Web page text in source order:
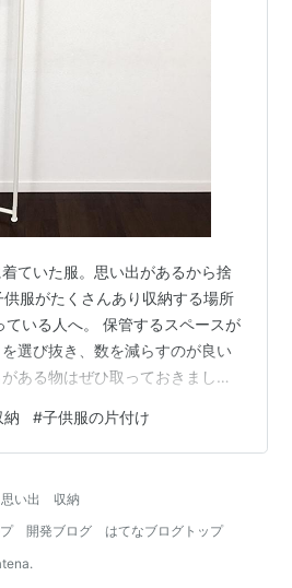
着ていた服。思い出があるから捨
服がたくさんあり収納する場所
ている人へ。 保管するスペースが
選び抜き、数を減らすのが良い
ある物はぜひ取っておきましょ
子供服の断捨離 ２．思い出のあ
マが捨てられないものは思い出
くさん買ってしまう子供服。 た
か減らせない。子供はすぐに服
る。…
#子供服の片付け
思い出 収納
開発ブログ
はてなブログトップ